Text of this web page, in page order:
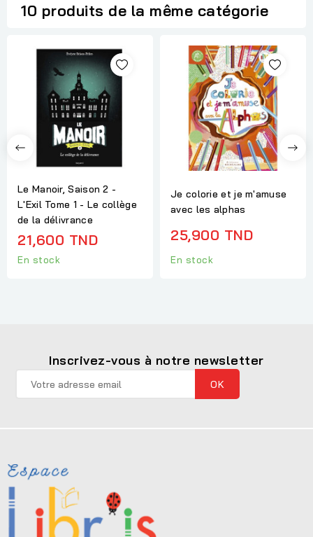
10 produits de la même catégorie
Le Manoir, Saison 2 -
L'Exil Tome 1 - Le collège
de la délivrance
21,600 TND
En stock
Je colorie et je m'amuse
avec les alphas
25,900 TND
En stock
Inscrivez-vous à notre newsletter